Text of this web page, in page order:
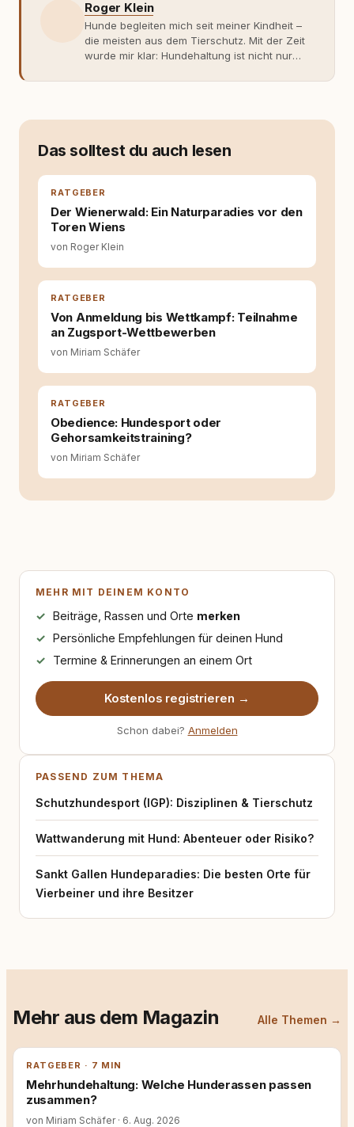
Roger Klein
Hunde begleiten mich seit meiner Kindheit –
die meisten aus dem Tierschutz. Mit der Zeit
wurde mir klar: Hundehaltung ist nicht nur
Fachwissen. Der Wendepunkt kam mit meinem
moderner Hundeerziehung
entsteht echte Bindung dort, wo Verständnis
Wissen ersetzt – nicht umgekehrt. Aus dieser
Entwicklung entstand rundum.dog – ein
Wissens- und Serviceportal für
und der Schweiz. Meine Überzeugung:
Tierschutz beginnt mit Wissen. Wer seinen
Hund versteht, trifft bessere Entscheidungen –
für ein Zusammenleben, das beiden guttut.
Das solltest du auch lesen
RATGEBER
Der Wienerwald: Ein Naturparadies vor den
Toren Wiens
von Roger Klein
RATGEBER
Von Anmeldung bis Wettkampf: Teilnahme
an Zugsport-Wettbewerben
von Miriam Schäfer
RATGEBER
Obedience: Hundesport oder
Gehorsamkeitstraining?
von Miriam Schäfer
MEHR MIT DEINEM KONTO
Beiträge, Rassen und Orte merken
Persönliche Empfehlungen für deinen Hund
Termine & Erinnerungen an einem Ort
Kostenlos registrieren →
Schon dabei? Anmelden
PASSEND ZUM THEMA
Schutzhundesport (IGP): Disziplinen & Tierschutz
Wattwanderung mit Hund: Abenteuer oder Risiko?
Sankt Gallen Hundeparadies: Die besten Orte für
Vierbeiner und ihre Besitzer
Mehr aus dem Magazin Alle Themen →
RATGEBER · 7 MIN
Mehrhundehaltung: Welche Hunderassen passen
zusammen?
von Miriam Schäfer · 6. Aug. 2026